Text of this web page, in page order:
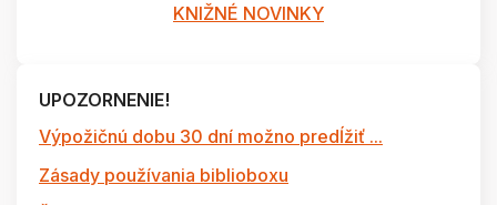
KNIŽNÉ NOVINKY
UPOZORNENIE!
Výpožičnú dobu 30 dní možno predĺžiť ...
Zásady používania biblioboxu